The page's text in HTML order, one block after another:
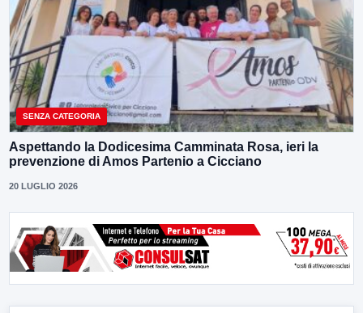
SENZA CATEGORIA
Aspettando la Dodicesima Camminata Rosa, ieri la
prevenzione di Amos Partenio a Cicciano
20 LUGLIO 2026